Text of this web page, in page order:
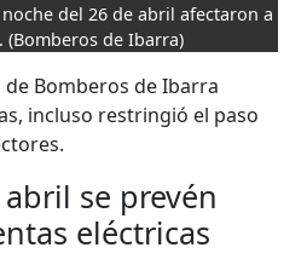
del 26 de abril afectaron a
(Bomberos de Ibarra)
Bomberos de Ibarra
incluso restringió el paso
se prevén
eléctricas